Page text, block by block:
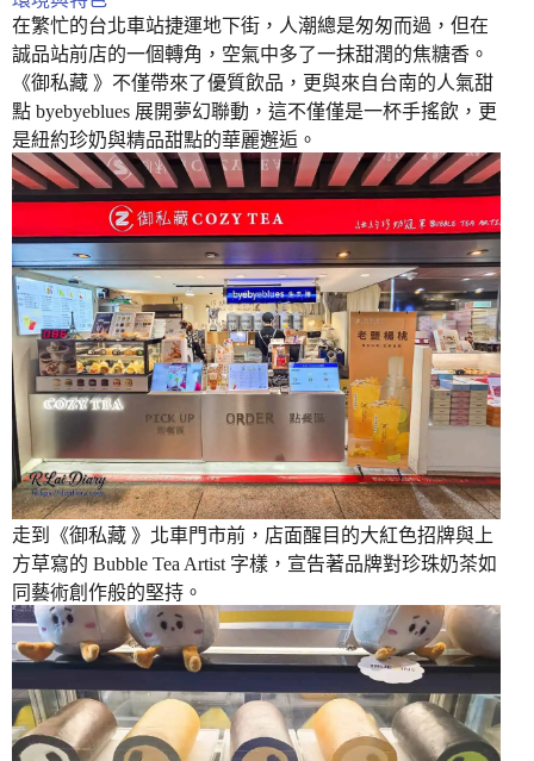
在繁忙的台北車站捷運地下街，人潮總是匆匆而過，但在
誠品站前店的一個轉角，空氣中多了一抹甜潤的焦糖香。
《御私藏 》不僅帶來了優質飲品，更與來自台南的人氣甜
點 byebyeblues 展開夢幻聯動，這不僅僅是一杯手搖飲，更
是紐約珍奶與精品甜點的華麗邂逅。
走到《御私藏 》北車門市前，店面醒目的大紅色招牌與上
方草寫的 Bubble Tea Artist 字樣，宣告著品牌對珍珠奶茶如
同藝術創作般的堅持。